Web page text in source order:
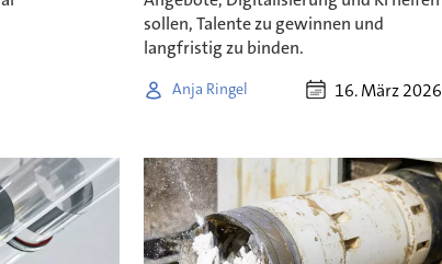
sollen, Talente zu gewinnen und
langfristig zu binden.
Anja Ringel 16. März 2026